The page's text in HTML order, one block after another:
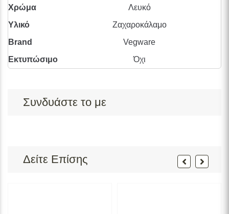
Χρώμα
Λευκό
Υλικό
Ζαχαροκάλαμο
Brand
Vegware
Εκτυπώσιμο
Όχι
Συνδυάστε το με
Δείτε Επίσης